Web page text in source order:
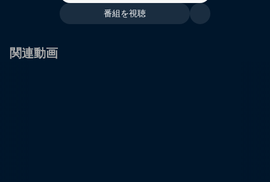
番組を視聴
関連動画